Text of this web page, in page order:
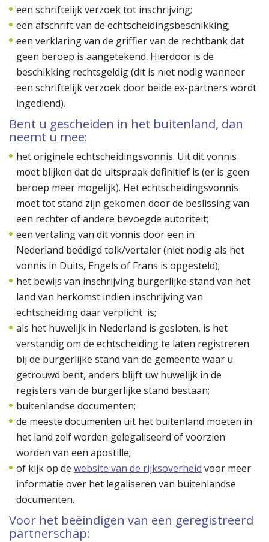
een schriftelijk verzoek tot inschrijving;
een afschrift van de echtscheidingsbeschikking;
een verklaring van de griffier van de rechtbank dat
geen beroep is aangetekend. Hierdoor is de
beschikking rechtsgeldig (dit is niet nodig wanneer
een schriftelijk verzoek door beide ex-partners wordt
ingediend).
Bent u gescheiden in het buitenland, dan
neemt u mee:
het originele echtscheidingsvonnis. Uit dit vonnis
moet blijken dat de uitspraak definitief is (er is geen
beroep meer mogelijk). Het echtscheidingsvonnis
moet tot stand zijn gekomen door de beslissing van
een rechter of andere bevoegde autoriteit;
een vertaling van dit vonnis door een in
Nederland beëdigd tolk/vertaler (niet nodig als het
vonnis in Duits, Engels of Frans is opgesteld);
het bewijs van inschrijving burgerlijke stand van het
land van herkomst indien inschrijving van
echtscheiding daar verplicht is;
als het huwelijk in Nederland is gesloten, is het
verstandig om de echtscheiding te laten registreren
bij de burgerlijke stand van de gemeente waar u
getrouwd bent, anders blijft uw huwelijk in de
registers van de burgerlijke stand bestaan;
buitenlandse documenten;
de meeste documenten uit het buitenland moeten in
het land zelf worden gelegaliseerd of voorzien
worden van een apostille;
of kijk op de website van de rijksoverheid voor meer
informatie over het legaliseren van buitenlandse
documenten.
Voor het beëindigen van een geregistreerd
partnerschap: